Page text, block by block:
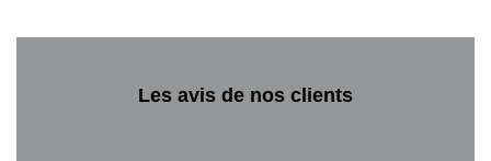
Les avis de nos clients